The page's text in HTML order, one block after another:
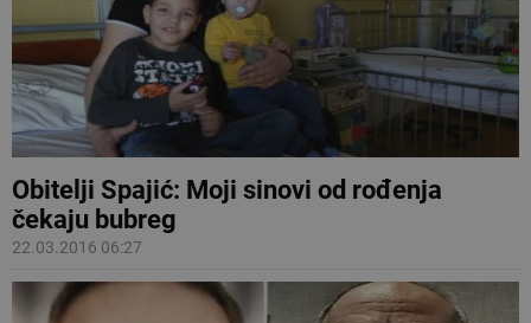
Obitelji Spajić: Moji sinovi od rođenja
čekaju bubreg
22.03.2016 06:27